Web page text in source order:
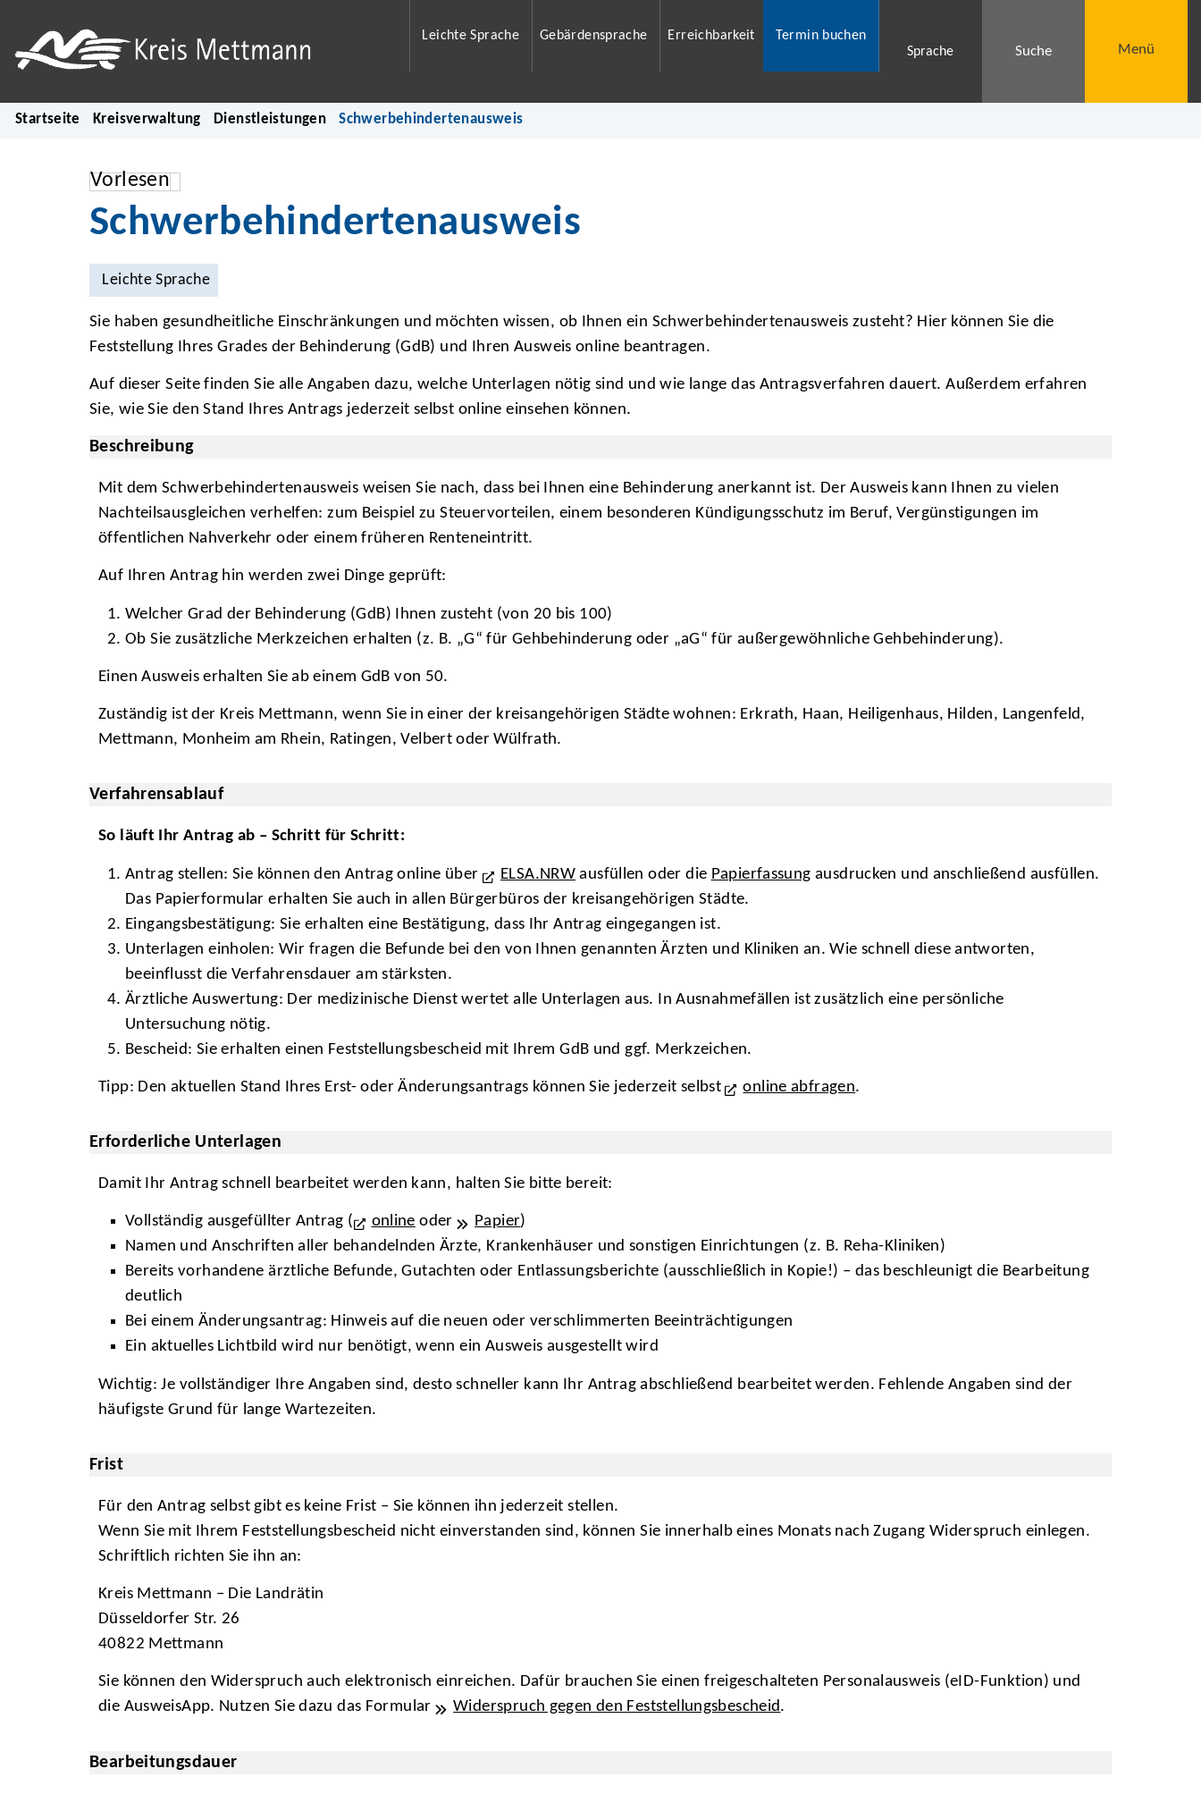
Leichte Sprache Gebärdensprache Erreichbarkeit
Termin buchen
Sprache
Suche Menü
Startseite Kreisverwaltung Dienstleistungen Schwerbehindertenausweis
Vorlesen
Schwerbehindertenausweis
Leichte Sprache
Sie haben gesundheitliche Einschränkungen und möchten wissen, ob Ihnen ein Schwerbehindertenausweis zusteht? Hier können Sie die
Feststellung Ihres Grades der Behinderung (GdB) und Ihren Ausweis online beantragen.
Auf dieser Seite finden Sie alle Angaben dazu, welche Unterlagen nötig sind und wie lange das Antragsverfahren dauert. Außerdem erfahren
Sie, wie Sie den Stand Ihres Antrags jederzeit selbst online einsehen können.
Beschreibung
Mit dem Schwerbehindertenausweis weisen Sie nach, dass bei Ihnen eine Behinderung anerkannt ist. Der Ausweis kann Ihnen zu vielen
Nachteilsausgleichen verhelfen: zum Beispiel zu Steuervorteilen, einem besonderen Kündigungsschutz im Beruf, Vergünstigungen im
öffentlichen Nahverkehr oder einem früheren Renteneintritt.
Auf Ihren Antrag hin werden zwei Dinge geprüft:
Welcher Grad der Behinderung (GdB) Ihnen zusteht (von 20 bis 100)
Ob Sie zusätzliche Merkzeichen erhalten (z. B. „G“ für Gehbehinderung oder „aG“ für außergewöhnliche Gehbehinderung).
Einen Ausweis erhalten Sie ab einem GdB von 50.
Zuständig ist der Kreis Mettmann, wenn Sie in einer der kreisangehörigen Städte wohnen: Erkrath, Haan, Heiligenhaus, Hilden, Langenfeld,
Mettmann, Monheim am Rhein, Ratingen, Velbert oder Wülfrath.
Verfahrensablauf
So läuft Ihr Antrag ab – Schritt für Schritt:
Antrag stellen: Sie können den Antrag online über ELSA.NRW ausfüllen oder die Papierfassung ausdrucken und anschließend ausfüllen.
Das Papierformular erhalten Sie auch in allen Bürgerbüros der kreisangehörigen Städte.
Eingangsbestätigung: Sie erhalten eine Bestätigung, dass Ihr Antrag eingegangen ist.
Unterlagen einholen: Wir fragen die Befunde bei den von Ihnen genannten Ärzten und Kliniken an. Wie schnell diese antworten,
beeinflusst die Verfahrensdauer am stärksten.
Ärztliche Auswertung: Der medizinische Dienst wertet alle Unterlagen aus. In Ausnahmefällen ist zusätzlich eine persönliche
Untersuchung nötig.
Bescheid: Sie erhalten einen Feststellungsbescheid mit Ihrem GdB und ggf. Merkzeichen.
Tipp: Den aktuellen Stand Ihres Erst- oder Änderungsantrags können Sie jederzeit selbst online abfragen.
Erforderliche Unterlagen
Damit Ihr Antrag schnell bearbeitet werden kann, halten Sie bitte bereit:
Vollständig ausgefüllter Antrag ( online oder Papier)
Namen und Anschriften aller behandelnden Ärzte, Krankenhäuser und sonstigen Einrichtungen (z. B. Reha-Kliniken)
Bereits vorhandene ärztliche Befunde, Gutachten oder Entlassungsberichte (ausschließlich in Kopie!) – das beschleunigt die Bearbeitung
deutlich
Bei einem Änderungsantrag: Hinweis auf die neuen oder verschlimmerten Beeinträchtigungen
Ein aktuelles Lichtbild wird nur benötigt, wenn ein Ausweis ausgestellt wird
Wichtig: Je vollständiger Ihre Angaben sind, desto schneller kann Ihr Antrag abschließend bearbeitet werden. Fehlende Angaben sind der
häufigste Grund für lange Wartezeiten.
Frist
Für den Antrag selbst gibt es keine Frist – Sie können ihn jederzeit stellen.
Wenn Sie mit Ihrem Feststellungsbescheid nicht einverstanden sind, können Sie innerhalb eines Monats nach Zugang Widerspruch einlegen.
Schriftlich richten Sie ihn an:
Kreis Mettmann – Die Landrätin
Düsseldorfer Str. 26
40822 Mettmann
Sie können den Widerspruch auch elektronisch einreichen. Dafür brauchen Sie einen freigeschalteten Personalausweis (eID-Funktion) und
die AusweisApp. Nutzen Sie dazu das Formular
Widerspruch gegen den Feststellungsbescheid.
Bearbeitungsdauer